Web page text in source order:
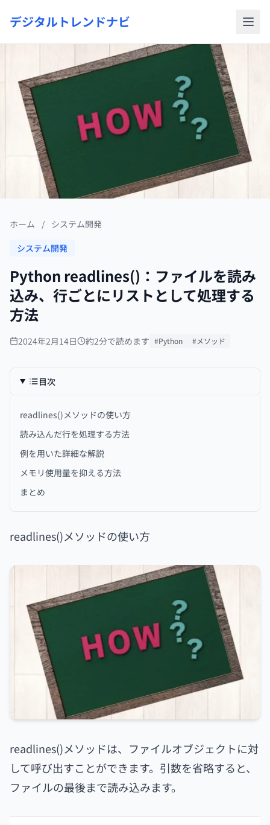
デジタルトレンドナビ
ホーム / システム開発
システム開発
Python readlines()：ファイルを読み
込み、行ごとにリストとして処理する
方法
2024年2月14日 約2分で読めます #Python #メソッド
目次
readlines()メソッドの使い方
読み込んだ行を処理する方法
例を用いた詳細な解説
メモリ使用量を抑える方法
まとめ
readlines()メソッドの使い方
readlines()メソッドは、ファイルオブジェクトに対
して呼び出すことができます。引数を省略すると、
ファイルの最後まで読み込みます。